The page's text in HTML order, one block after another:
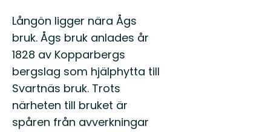
Långön ligger nära Ågs
bruk. Ågs bruk anlades år
1828 av Kopparbergs
bergslag som hjälphytta till
Svartnäs bruk. Trots
närheten till bruket är
spåren från avverkningar